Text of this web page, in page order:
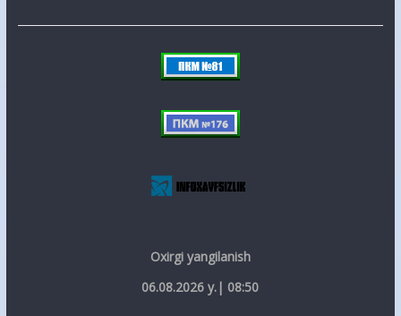
Oxirgi yangilanish
06.08.2026 y.| 08:50